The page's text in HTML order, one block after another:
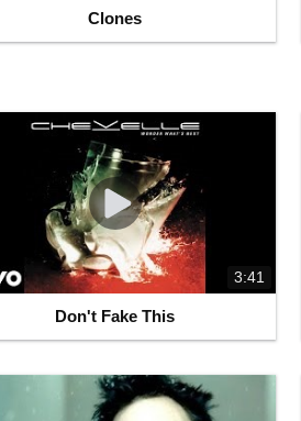
Clones
3:41
Don't Fake This